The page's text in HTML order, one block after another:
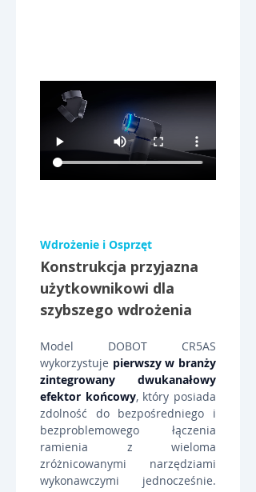
Wdrożenie i Osprzęt
Konstrukcja przyjazna
użytkownikowi dla
szybszego wdrożenia
Model DOBOT CR5AS
wykorzystuje pierwszy w branży
zintegrowany dwukanałowy
efektor końcowy, który posiada
zdolność do bezpośredniego i
bezproblemowego łączenia
ramienia z wieloma
zróżnicowanymi narzędziami
wykonawczymi jednocześnie.